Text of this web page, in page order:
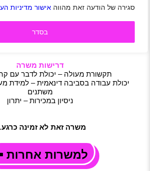
סגירה של הודעה זאת מהווה אישור מדיניות
בסדר
מתן שירות ומכירה ללקוחות
עבודה במשמרות
תנאים מעולים
דרישות משרה
תקשורת מעולה – יכולת לדבר עם
יכולת עבודה בסביבה דינאמית – למידת
משתנים
ניסיון במכירות – יתרון
משרה זאת לא זמינה
למשרות אחרות